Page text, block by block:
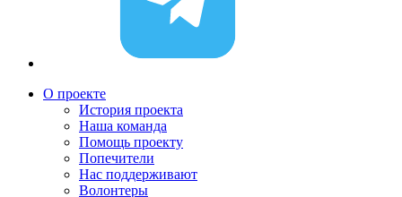
О проекте
История проекта
Наша команда
Помощь проекту
Попечители
Нас поддерживают
Волонтеры